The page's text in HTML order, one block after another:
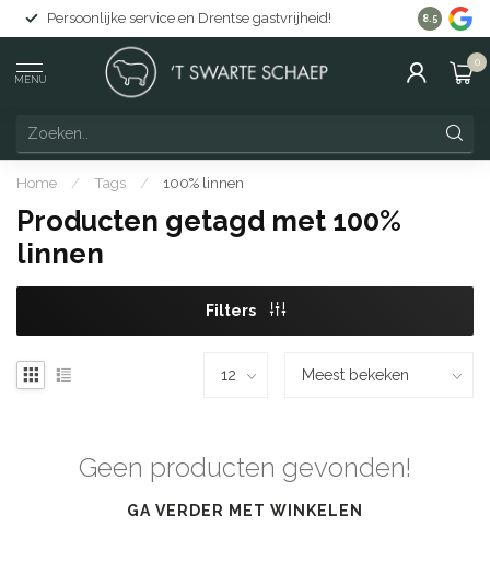
Persoonlijke service en Drentse gastvrijheid! Gratis
8.5
MENU
0
Home / Tags / 100% linnen
Producten getagd met 100%
linnen
Filters
Geen producten gevonden!
GA VERDER MET WINKELEN